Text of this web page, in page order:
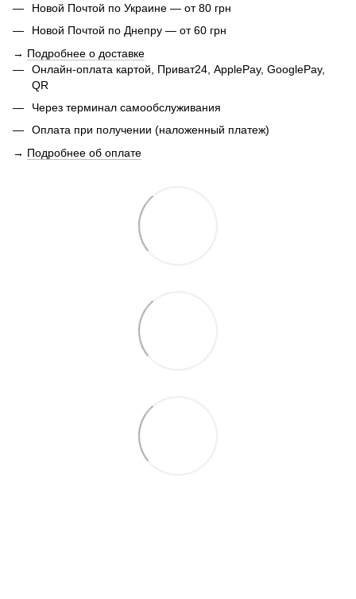
Новой Почтой по Украине — от 80 грн
Новой Почтой по Днепру — от 60 грн
→ Подробнее о доставке
Онлайн-оплата картой, Приват24, ApplePay, GooglePay,
QR
Через терминал самообслуживания
Оплата при получении (наложенный платеж)
→ Подробнее об оплате